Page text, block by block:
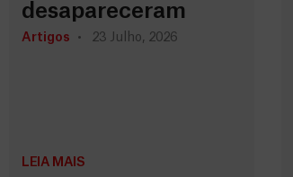
desapareceram
Artigos 23 Julho, 2026
LEIA MAIS